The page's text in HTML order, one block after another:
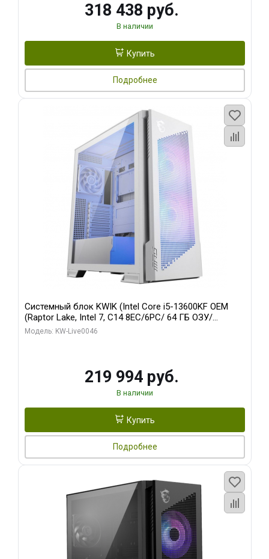
318 438 руб.
В наличии
Купить
Подробнее
Системный блок KWIK (Intel Core i5-13600KF OEM
(Raptor Lake, Intel 7, C14 8EC/6PC/ 64 ГБ ОЗУ/
Gigabyte RTX5060Ti GAMING OC 8GB GDDR7 128bit
Модель: KW-Live0046
219 994 руб.
В наличии
Купить
Подробнее